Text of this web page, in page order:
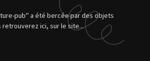
pub" a été bercée par des objets
ici, sur le site...